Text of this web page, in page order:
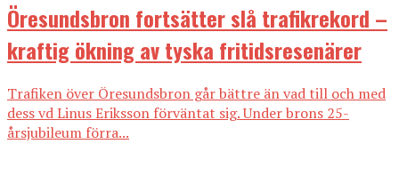
Öresundsbron fortsätter slå trafikrekord –
kraftig ökning av tyska fritidsresenärer
Trafiken över Öresundsbron går bättre än vad till och med
dess vd Linus Eriksson förväntat sig. Under brons 25-
årsjubileum förra...